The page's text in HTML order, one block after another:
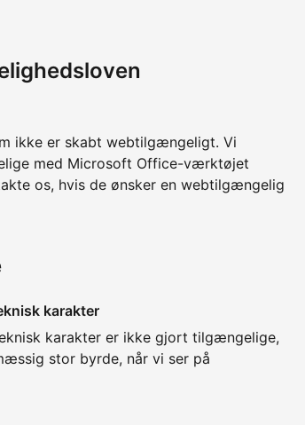
ikke er skabt webtilgængeligt. Vi
med Microsoft Office-værktøjet
os, hvis de ønsker en webtilgængelig
karakter
karakter er ikke gjort tilgængelige,
stor byrde, når vi ser på